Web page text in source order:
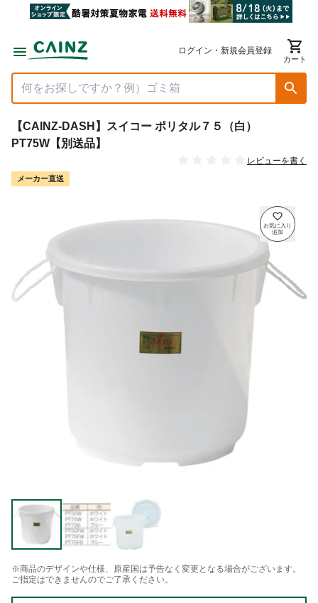
ログイン・新規会員登録
カート
【CAINZ-DASH】スイコー ポリタル７５（白）
PT75W【別送品】
レビューを書く
メーカー直送
※商品のデザインや仕様、原産国は予告なく変更となる場合がございます。
ご指定はできませんのでご了承ください。